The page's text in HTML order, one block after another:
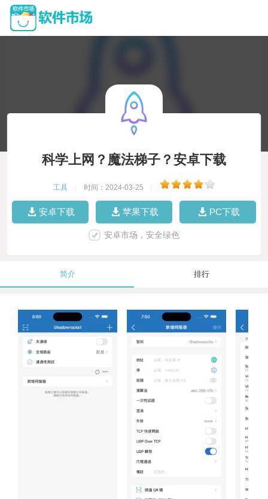
科学上网？魔法梯子？安卓下载
工具 时间：2024-03-25
安卓下载 苹果下载 PC下载
安卓市场，安全绿色
简介 排行